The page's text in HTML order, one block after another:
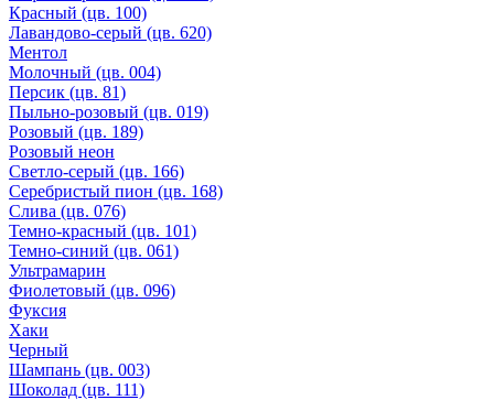
Красный (цв. 100)
Лавандово-серый (цв. 620)
Ментол
Молочный (цв. 004)
Персик (цв. 81)
Пыльно-розовый (цв. 019)
Розовый (цв. 189)
Розовый неон
Светло-серый (цв. 166)
Серебристый пион (цв. 168)
Слива (цв. 076)
Темно-красный (цв. 101)
Темно-синий (цв. 061)
Ультрамарин
Фиолетовый (цв. 096)
Фуксия
Хаки
Черный
Шампань (цв. 003)
Шоколад (цв. 111)